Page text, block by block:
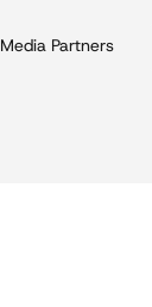
Media Partners